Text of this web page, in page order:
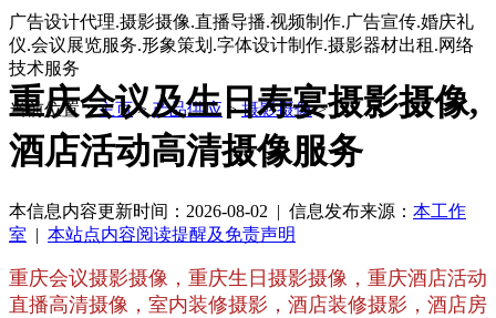
广告设计代理.摄影摄像.直播导播.视频制作.广告宣传.婚庆礼
仪.会议展览服务.形象策划.字体设计制作.摄影器材出租.网络
技术服务
当前位置：主页>产品供应 >摄影摄像>
重庆会议及生日寿宴摄影摄像,
酒店活动高清摄像服务
本信息内容更新时间：2026-08-02 | 信息发布来源： 本工作
室 | 本站点内容阅读提醒及免责声明
重庆会议摄影摄像，重庆生日摄影摄像，重庆酒店活动
直播高清摄像，室内装修摄影，酒店装修摄影，酒店房